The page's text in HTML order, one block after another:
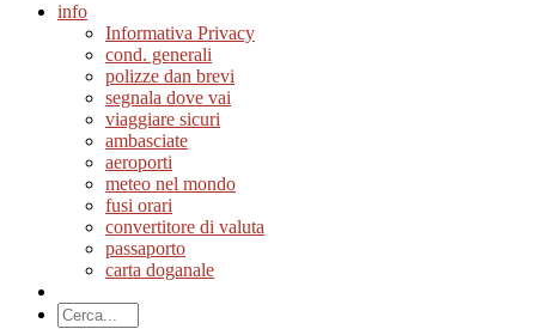
info
Informativa Privacy
cond. generali
polizze dan brevi
segnala dove vai
viaggiare sicuri
ambasciate
aeroporti
meteo nel mondo
fusi orari
convertitore di valuta
passaporto
carta doganale